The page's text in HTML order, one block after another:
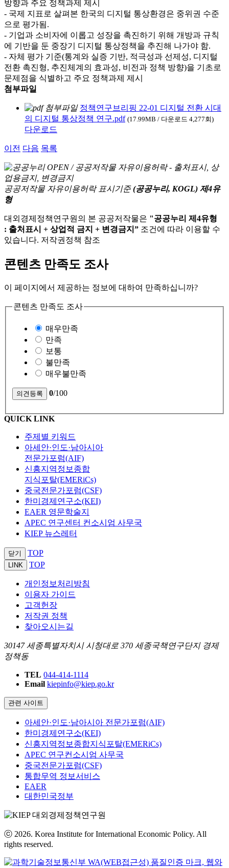
방향과 주요 정책과제 제시
- 국제 지표로 살펴본 한국의 디지털 통상환경은 중위권 수준
으로 평가됨.
- 기업과 소비자에 이롭고 성장을 촉진하기 위해 개방과 규칙
에 기반을 둔 중장기 디지털 통상정책을 추진해 나가야 함.
- 자체 평가 기준(통계와 실증 기반, 적극성과 선제성, 디지털
전환 촉진형, 추진체계의 효과성, 비전과 정책 방향)을 기초로
문제점을 식별하고 주요 정책과제 제시
첨부파일
정책연구브리핑 22-01 디지털 전환 시대
의 디지털 통상정책 연구.pdf (17.99MB / 다운로드 4,277회)
다운로드
이전 다음 목록
공공저작물 자유이용허락 표시기준 (공공누리, KOGL) 제4유
형
대외경제정책연구원의 본 공공저작물은 "공공누리 제4유형
: 출처표시 + 상업적 금지 + 변경금지” 조건에 따라 이용할 수
있습니다. 저작권정책 참조
콘텐츠 만족도 조사
이 페이지에서 제공하는 정보에 대하여 만족하십니까?
콘텐츠 만족도 조사
매우만족
만족
보통
불만족
매우불만족
0/100
QUICK LINK
주제별 키워드
아세안·인도·남아시아
전문가포럼(AIF)
신흥지역정보종합
지식포탈(EMERiCs)
중국전문가포럼(CSF)
한미경제연구소(KEI)
EAER 영문학술지
APEC 연구센터 컨소시엄 사무국
KIEP 뉴스레터
닫기 TOP
LINK TOP
개인정보처리방침
이용자 가이드
고객헌장
저작권 정책
찾아오시는길
30147 세종특별자치시 시청대로 370 세종국책연구단지 경제
정책동
TEL 044-414-1114
Email kiepinfo@kiep.go.kr
관련 사이트
아세안·인도·남아시아 전문가포럼(AIF)
한미경제연구소(KEI)
신흥지역정보종합지식포탈(EMERiCs)
APEC 연구컨소시엄 사무국
중국전문가포럼(CSF)
통합무역 정보서비스
EAER
대한민국정부
ⓒ 2026. Korea Institute for International Economic Policy. All
rights reserved.